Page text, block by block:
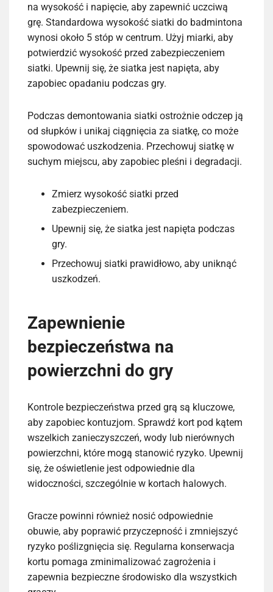
na wysokość i napięcie, aby zapewnić uczciwą
grę. Standardowa wysokość siatki do badmintona
wynosi około 5 stóp w centrum. Użyj miarki, aby
potwierdzić wysokość przed zabezpieczeniem
siatki. Upewnij się, że siatka jest napięta, aby
zapobiec opadaniu podczas gry.
Podczas demontowania siatki ostrożnie odczep ją
od słupków i unikaj ciągnięcia za siatkę, co może
spowodować uszkodzenia. Przechowuj siatkę w
suchym miejscu, aby zapobiec pleśni i degradacji.
Zmierz wysokość siatki przed
zabezpieczeniem.
Upewnij się, że siatka jest napięta podczas
gry.
Przechowuj siatki prawidłowo, aby uniknąć
uszkodzeń.
Zapewnienie
bezpieczeństwa na
powierzchni do gry
Kontrole bezpieczeństwa przed grą są kluczowe,
aby zapobiec kontuzjom. Sprawdź kort pod kątem
wszelkich zanieczyszczeń, wody lub nierównych
powierzchni, które mogą stanowić ryzyko. Upewnij
się, że oświetlenie jest odpowiednie dla
widoczności, szczególnie w kortach halowych.
Gracze powinni również nosić odpowiednie
obuwie, aby poprawić przyczepność i zmniejszyć
ryzyko poślizgnięcia się. Regularna konserwacja
kortu pomaga zminimalizować zagrożenia i
zapewnia bezpieczne środowisko dla wszystkich